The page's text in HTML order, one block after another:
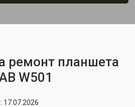
ремонт планшета
W501
17.07.2026